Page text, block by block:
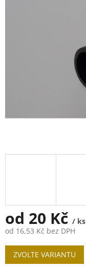
od 20 Kč / ks
od 16,53 Kč bez DPH
Měrná
cena:
ZVOLTE VARIANTU